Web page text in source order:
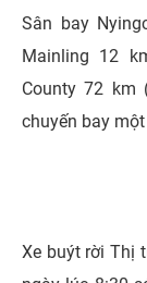
Sân bay
Mainling 12
County 72 km
chuyến bay
Xe buýt rời Thị